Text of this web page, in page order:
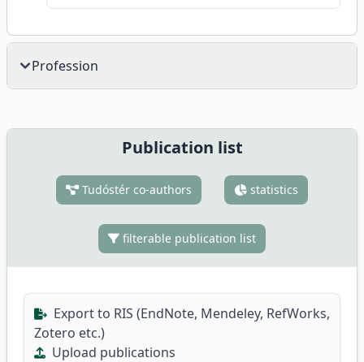
Profession
Publication list
Tudóstér co-authors statistics
filterable publication list
Export to RIS (EndNote, Mendeley, RefWorks,
Zotero etc.)
Upload publications